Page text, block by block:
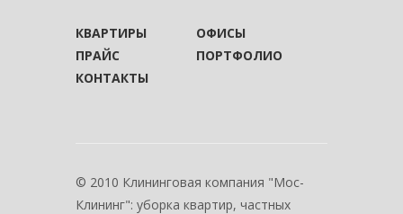
КВАРТИРЫ
ОФИСЫ
ПРАЙС
ПОРТФОЛИО
КОНТАКТЫ
© 2010 Клининговая компания "Мос-
Клининг": уборка квартир, частных